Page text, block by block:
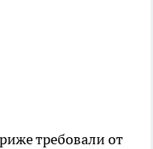
требовали от